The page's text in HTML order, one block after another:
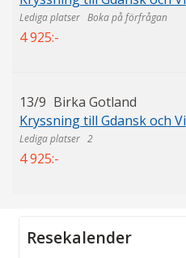
Boka på förfrågan
4 925:-
13/9 Birka Gotland
Kryssning till Gdansk och
2
4 925:-
Resekalender